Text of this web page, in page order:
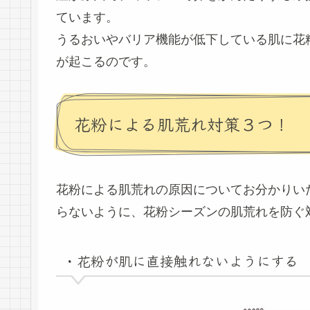
ています。
うるおいやバリア機能が低下している肌に
が起こるのです。
花粉による肌荒れ対策３つ！
花粉による肌荒れの原因についてお分かり
らないように、花粉シーズンの肌荒れを防
・花粉が肌に直接触れないようにする